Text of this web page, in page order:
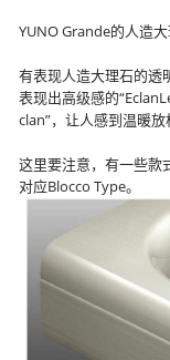
YUNO Grande的人造
有表现人造大理石的透
表现出高级感的
clan”，让人感到温暖放
这里要注意，有一些款
对应Blocco Type。